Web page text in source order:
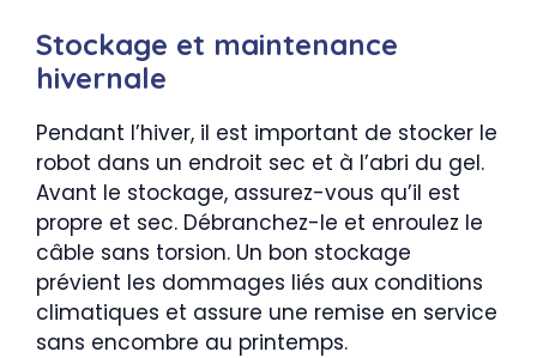
Stockage et maintenance
hivernale
Pendant l’hiver, il est important de stocker le
robot dans un endroit sec et à l’abri du gel.
Avant le stockage, assurez-vous qu’il est
propre et sec. Débranchez-le et enroulez le
câble sans torsion. Un bon stockage
prévient les dommages liés aux conditions
climatiques et assure une remise en service
sans encombre au printemps.